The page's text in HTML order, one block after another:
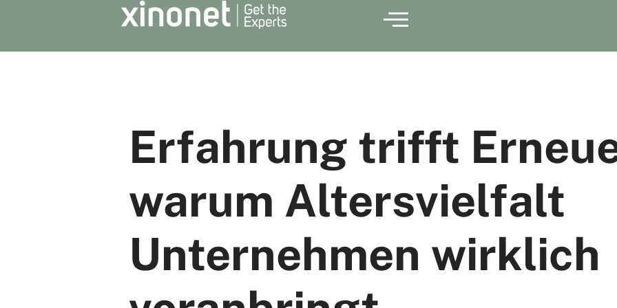
Erfahrung trifft
warum Altersvielfalt
Unternehmen wirklich